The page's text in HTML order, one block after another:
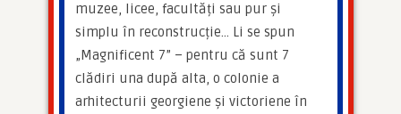
muzee, licee, facultăți sau pur și
simplu în reconstrucție… Li se spun
„Magnificent 7” – pentru că sunt 7
clădiri una după alta, o colonie a
arhitecturii georgiene și victoriene în